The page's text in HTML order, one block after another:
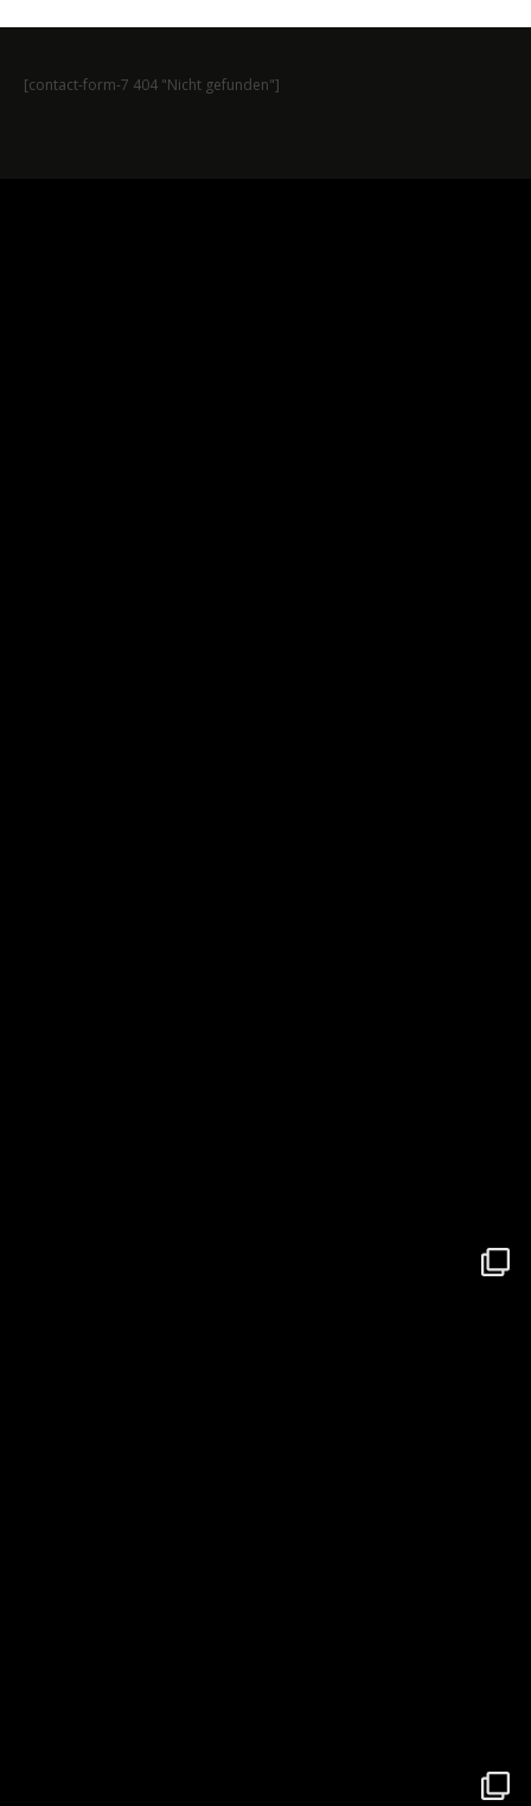
[contact-form-7 404 "Nicht gefunden"]